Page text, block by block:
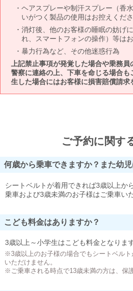
ヘアスプレーや制汗スプレー（香
いがつく製品の使用はお控えくださ
消灯後、他のお客様の睡眠の妨げ
れ、スマートフォンの操作）等は
暴力行為など、その他迷惑行為
上記禁止事項が発覚した場合や乗務員
警察に連絡の上、下車を命じる場合
生した場合にはお客様に損害賠償請求
ご予約に関す
何歳から乗車できますか？また幼
シートベルトが着用できれば3歳以上か
乗車および3歳未満のお子様はご乗車い
こども料金はありますか？
3歳以上～小学生はこども料金となります
※3歳以上のお子様の場合でもシートベル
いただけません。
※ご乗車される時点で13歳未満の方は、保